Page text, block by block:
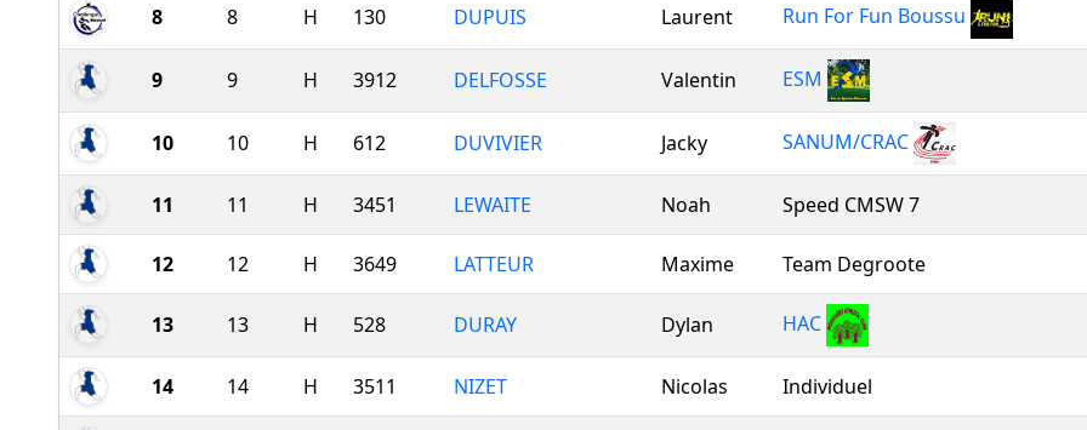
8 8 H 130 DUPUIS Laurent Run For Fun Boussu
9 9 H 3912 DELFOSSE Valentin ESM
10 10 H 612 DUVIVIER Jacky SANUM/CRAC
11 11 H 3451 LEWAITE Noah Speed CMSW 7
12 12 H 3649 LATTEUR Maxime Team Degroote
13 13 H 528 DURAY Dylan HAC
14 14 H 3511 NIZET Nicolas Individuel